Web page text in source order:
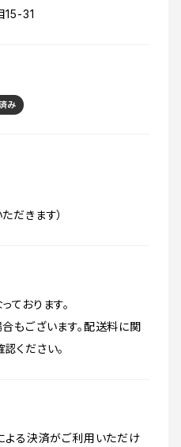
15-31
だきます）
ております。
もございます。配送料に関
ください。
よる決済がご利用いただけ